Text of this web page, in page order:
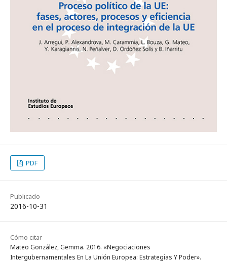
PDF
Publicado
2016-10-31
Cómo citar
Mateo González, Gemma. 2016. «Negociaciones
Intergubernamentales En La Unión Europea: Estrategias Y Poder».